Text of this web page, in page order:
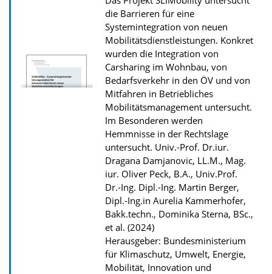
d
s
z
u
r
P
u
b
l
i
k
a
t
i
o
n
die Barrieren für eine
Systemintegration von neuen
Mobilitätsdienstleistungen. Konkret
wurden die Integration von
Carsharing im Wohnbau, von
Bedarfsverkehr in den ÖV und von
Mitfahren in Betriebliches
Mobilitätsmanagement untersucht.
Im Besonderen werden
Hemmnisse in der Rechtslage
untersucht. Univ.-Prof. Dr.iur.
Dragana Damjanovic, LL.M., Mag.
iur. Oliver Peck, B.A., Univ.Prof.
Dr.-Ing. Dipl.-Ing. Martin Berger,
Dipl.-Ing.in Aurelia Kammerhofer,
Bakk.techn., Dominika Sterna, BSc.,
et al. (2024)
Herausgeber: Bundesministerium
für Klimaschutz, Umwelt, Energie,
Mobilität, Innovation und